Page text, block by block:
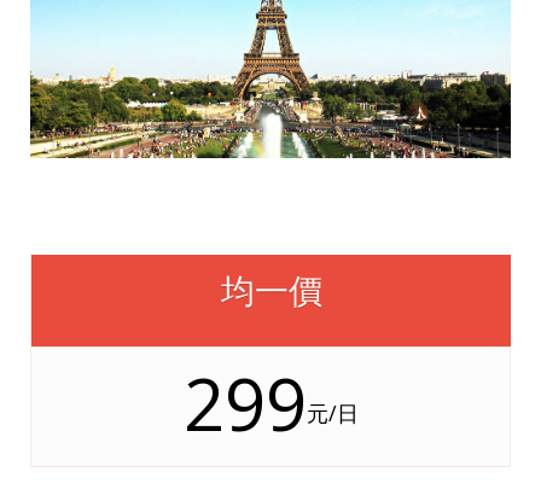
均一價
299元/日